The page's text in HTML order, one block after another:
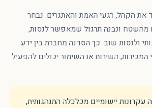
את הקהל, רגעי האמת והאתגרים. נבחר
מהשטח ונבנה תרגול שמאפשר לנסות,
ולנסות שוב. כך הסדנה מחברת בין ידע
השירות או השימור יכולים להפעיל
יישומיים מכלכלה התנהגותית,